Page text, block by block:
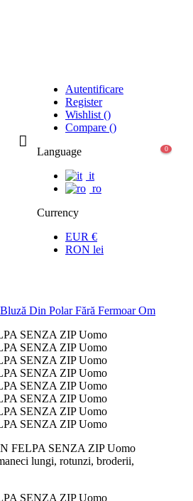
Autentificare
Register
Wishlist ()
Compare ()
Language
it
ro
Currency
EUR €
RON lei
0
Din Polar Fără Fermoar Om
lungi, rotunzi, broderii,